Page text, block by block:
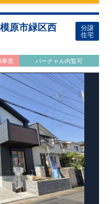
原市緑区西
分譲
住宅
業 バーチャル内覧可